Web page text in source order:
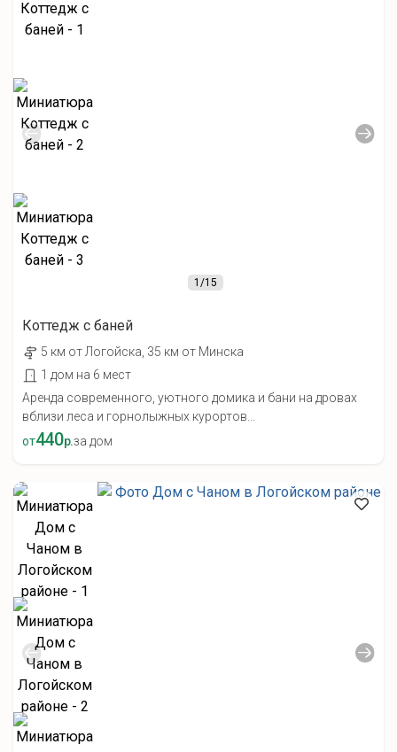
1/15
Коттедж с баней
5 км от Лoгойcка, 35 км от Минска
1 дом на 6 мест
Аренда современного, уютного домика и бани на дровах
вблизи леса и горнолыжных курортов...
от440р.за дом